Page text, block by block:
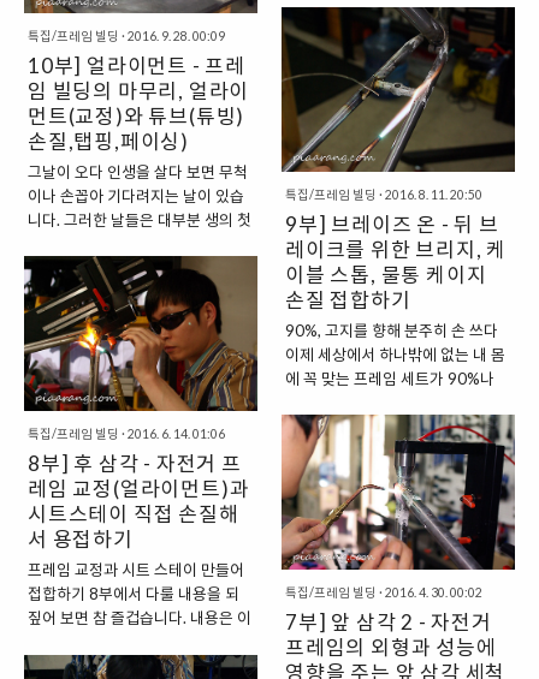
리나 람보르기니를 타는 순간을 상
상하는 것처럼, 자전거를 좋아하는
이들은 누구나 비앙키 자전거를 타
는 꿈을 한 번쯤 꾼다고 생각합니다.
하지만 비앙키 자전거가 유럽산 고
성능 자동차들처럼 특별히 성능적
으로 뛰어나서 혹은 엄청나게 고가
이거나 물건을 구하기 힘들어서가
아닙니다. 가격이 타 브랜드와 비교
하면 아주 비싼 거도 아니며, 성능이
역시 엄청난 것도 아니죠. 단지 비앙
키만의 고유 색상이라 할 수..
을 풀어 최대한 바퀴와 수평이 되도
록 조절하면 되지만, 탈 때나 보관할
때마다 스템을 다시 풀었다 조였다
하는 행위는 참으로 번거롭기 그지
없다. 자전거 거치대를 구매해서 집
안에 주차하면 간단히 해결될 문제
이지만, 위 공간 활용이 애매하다.
왕자행거와 같은 저렴하고 설치 해
제가 쉬운 옷걸이를 거치대로 사용
할 수도 있지만, 불안하기도 하고 무
언가 멋스럽지가 않은 것이 현실. 핀
터레스트를 검색해보면 나무로 만
든 확장형태의 수납 실내 자전거 거
치대가 즐비하고 또 시중에는 판매
도 하고 있다. 하지만 가격이 터무니
없이 비싼것이 현실. 그래서 직접 만
특집/프레임 빌딩 · 2016. 9. 28. 00:09
10부] 얼라이먼트 - 프레
임 빌딩의 마무리, 얼라이
먼트(교정)와 튜브(튜빙)
손질,탭핑,페이싱)
그날이 오다 인생을 살다 보면 무척
이나 손꼽아 기다려지는 날이 있습
니다. 그러한 날들은 대부분 생의 첫
를테면, 생의 첫 내 집에 입주하는
날. 생의 첫차를 출고 받는 날. 첫사
랑과의 첫 데이트 등이 있겠지요. 이
처럼 처음이 가져다주는 의미는 남
다릅니다. 게다가 내 손으로 정성스
레 하나부터 열까지 만들어냈다면
더 남다르겠죠. 바로 프레임 빌딩이
그렇습니다. 비록 도색을 하지 않아
완벽한 완성이라고 말할 순 없지만,
변속기나 크랭크 등의 부품을 조립
해서 타고 다닐 수 있는 세상 하나의
나만의 프레임 세트가 완성되는 날
겠습니다. 시트 튜브, 러그 손질과
완성 그 동안 시트 튜브를 지그에 고
정하는 용도로 쓰기 위해 자르지 않
고 있었습니다. ..
특집/프레임 빌딩 · 2016. 8. 11. 20:50
9부] 브레이즈 온 - 뒤 브
레이크를 위한 브리지, 케
이블 스톱, 물통 케이지
손질 접합하기
90%, 고지를 향해 분주히 손 쓰다
이제 세상에서 하나밖에 없는 내 몸
에 꼭 맞는 프레임 세트가 90%나
장착되고 시트 스테이를 단단히 잡
아주는 브리지와 몰통 케이지를 꽂
을 수 있는 물통 케이지 홀 그리고
변속이나 브레이크 겉 선 정리를 쉽
게 도와주는 케이블 스톱 등을 용접
할 차례죠. 정말 설레던 순간이었습
니다. 나만의 프레임이 완성이라는
고지를 바라보고 있었으니까요. 그
래서 작업 속도가 다른 작업에 비해
빨리 진행됐던 기억이 납니다. 반복
작업으로 인해 숙달로 인해서였겠
특집/프레임 빌딩 · 2016. 6. 14. 01:06
8부] 후 삼각 - 자전거 프
레임 교정(얼라이먼트)과
시트스테이 직접 손질해
서 용접하기
프레임 교정과 시트 스테이 만들어
접합하기 8부에서 다룰 내용을 되
짚어 보면 참 즐겁습니다. 내용은 이
성스레 손질한 70% 정도 완성된 프
특집/프레임 빌딩 · 2016. 4. 30. 00:02
7부] 앞 삼각 2 - 자전거
프레임의 외형과 성능에
영향을 주는 앞 삼각 세척